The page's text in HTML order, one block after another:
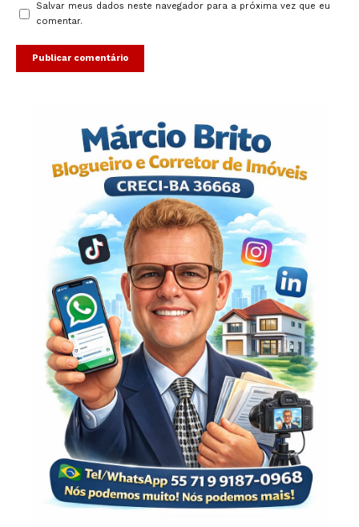
Salvar meus dados neste navegador para a próxima vez que eu
comentar.